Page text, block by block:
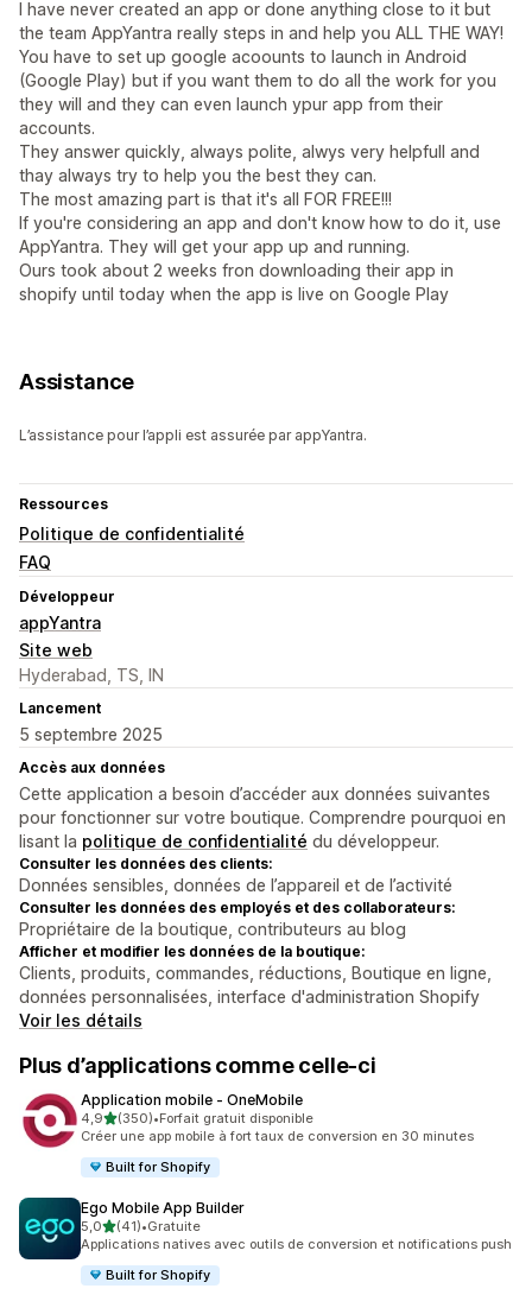
I have never created an app or done anything close to it but
the team AppYantra really steps in and help you ALL THE WAY!
You have to set up google acoounts to launch in Android
(Google Play) but if you want them to do all the work for you
they will and they can even launch ypur app from their
accounts.
They answer quickly, always polite, alwys very helpfull and
thay always try to help you the best they can.
The most amazing part is that it's all FOR FREE!!!
If you're considering an app and don't know how to do it, use
AppYantra. They will get your app up and running.
Ours took about 2 weeks fron downloading their app in
shopify until today when the app is live on Google Play
Assistance
L’assistance pour l’appli est assurée par appYantra.
Ressources
Politique de confidentialité
FAQ
Développeur
appYantra
Site web
Hyderabad, TS, IN
Lancement
5 septembre 2025
Accès aux données
Cette application a besoin d’accéder aux données suivantes
pour fonctionner sur votre boutique. Comprendre pourquoi en
lisant la politique de confidentialité du développeur.
Consulter les données des clients:
Données sensibles, données de l’appareil et de l’activité
Consulter les données des employés et des collaborateurs:
Propriétaire de la boutique, contributeurs au blog
Afficher et modifier les données de la boutique:
Clients, produits, commandes, réductions, Boutique en ligne,
données personnalisées, interface d'administration Shopify
Voir les détails
Plus d’applications comme celle-ci
Application mobile ‑ OneMobile
4,9étoile(s) sur 5
(350)
350 avis au total
•Forfait gratuit disponible
Créer une app mobile à fort taux de conversion en 30 minutes
Built for Shopify
Ego Mobile App Builder
5,0étoile(s) sur 5
(41)
41 avis au total
•Gratuite
Applications natives avec outils de conversion et notifications push
Built for Shopify